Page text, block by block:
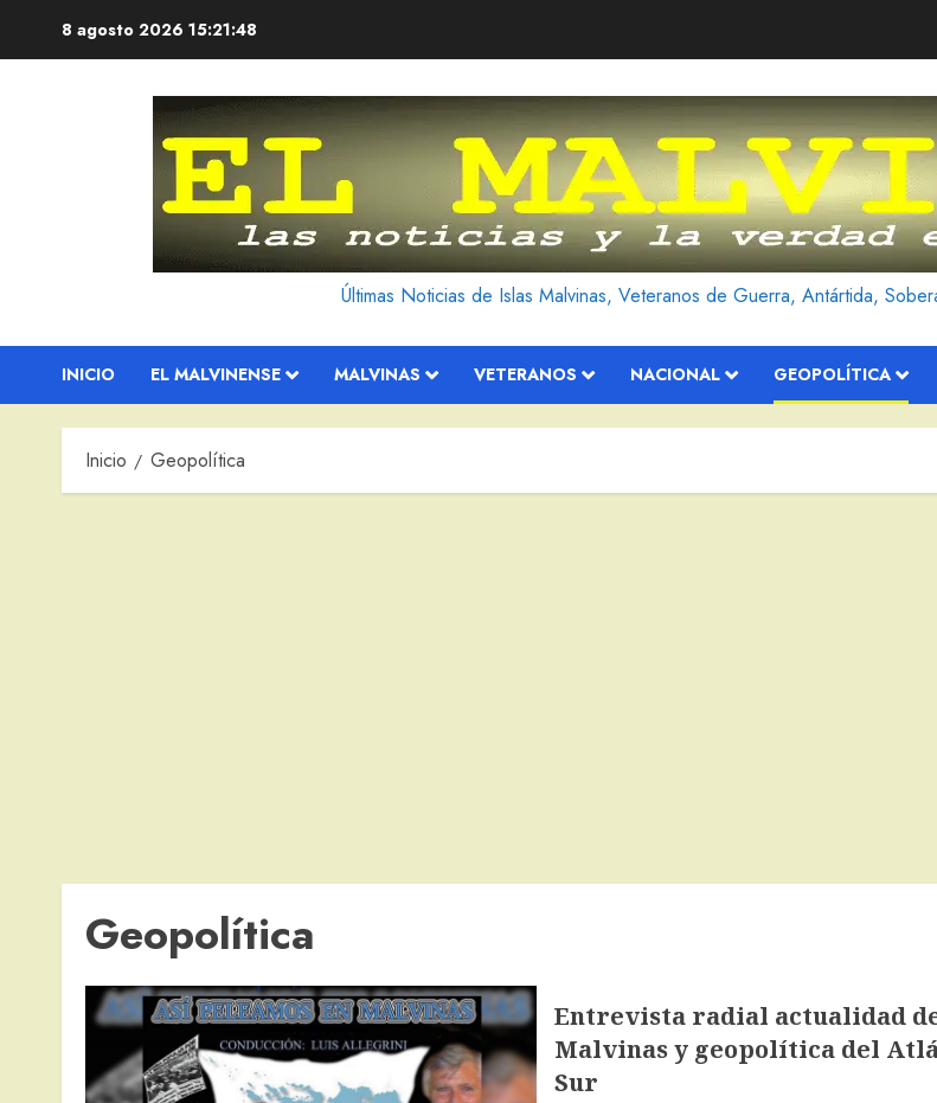
8 agosto 2026 15:21:50
Últimas Noticias de Islas Malvinas, Veteranos de Guerra, Antártida,
INICIO EL MALVINENSE MALVINAS VETERANOS NACIONAL GEOPOLÍTICA
Inicio Geopolítica
Geopolítica
Entrevista radial actualidad
Malvinas y geopolítica del
Sur